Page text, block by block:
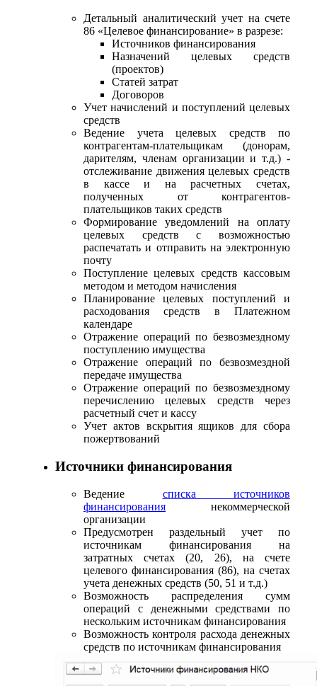
Детальный аналитический учет на счете
86 «Целевое финансирование» в разрезе:
Источников финансирования
Назначений целевых средств
(проектов)
Статей затрат
Договоров
Учет начислений и поступлений целевых
средств
Ведение учета целевых средств по
контрагентам-плательщикам (донорам,
дарителям, членам организации и т.д.) -
отслеживание движения целевых средств
в кассе и на расчетных счетах,
полученных от контрагентов-
плательщиков таких средств
Формирование уведомлений на оплату
целевых средств с возможностью
распечатать и отправить на электронную
почту
Поступление целевых средств кассовым
методом и методом начисления
Планирование целевых поступлений и
расходования средств в Платежном
календаре
Отражение операций по безвозмездному
поступлению имущества
Отражение операций по безвозмездной
передаче имущества
Отражение операций по безвозмездному
перечислению целевых средств через
расчетный счет и кассу
Учет актов вскрытия ящиков для сбора
пожертвований
Источники финансирования
Ведение списка источников
финансирования некоммерческой
организации
Предусмотрен раздельный учет по
источникам финансирования на
затратных счетах (20, 26), на счете
целевого финансирования (86), на счетах
учета денежных средств (50, 51 и т.д.)
Возможность распределения сумм
операций с денежными средствами по
нескольким источникам финансирования
Возможность контроля расхода денежных
средств по источникам финансирования